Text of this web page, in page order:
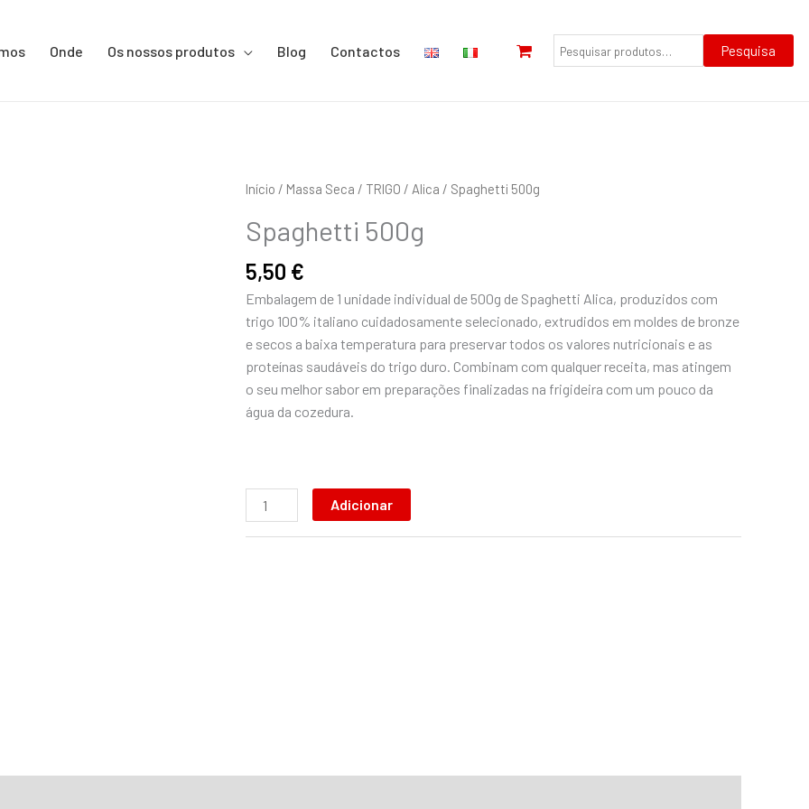
Onde Os nossos produtos Blog Contactos
por:
Pesquisa
Início / Massa Seca / TRIGO / Alica / Spaghetti 500g
Spaghetti 500g
5,50 €
Embalagem de 1 unidade individual de 500g de Spaghetti Alica, produzidos com
trigo 100% italiano cuidadosamente selecionado, extrudidos em moldes de bronze
e secos a baixa temperatura para preservar todos os valores nutricionais e as
proteínas saudáveis do trigo duro. Combinam com qualquer receita, mas atingem
o seu melhor sabor em preparações finalizadas na frigideira com um pouco da
água da cozedura.
Quantidade
Spaghetti
Adicionar